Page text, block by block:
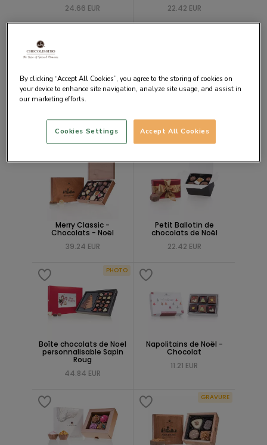
24.66 EUR
22.42 EUR
6 Cupcakes de Noël en
14.57 EUR
27.98 EUR
Merry Classic -
Chocolats - Noël
39.24 EUR
Petit Ballotin de
chocolats de Noël
22.42 EUR
PHOTO
Boîte chocolats de Noel
personnalisable Sapin
Roug
44.84 EUR
Napolitains de Noël -
Chocolat
11.21 EUR
GRAVURE
By clicking “Accept All Cookies”, you agree to the storing of cookies on
your device to enhance site navigation, analyze site usage, and assist in
our marketing efforts.
Accept All Cookies
Cookies Settings